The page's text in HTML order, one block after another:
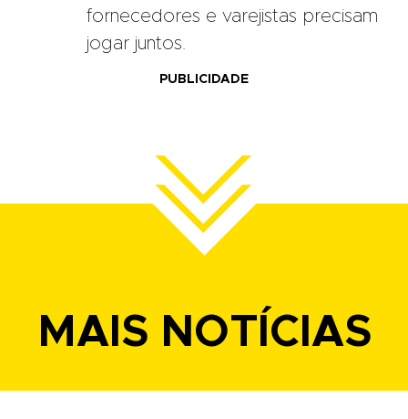
fornecedores e varejistas precisam
jogar juntos.
PUBLICIDADE
MAIS NOTÍCIAS